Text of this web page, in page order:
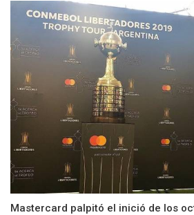
Mastercard palpitó el inició de los